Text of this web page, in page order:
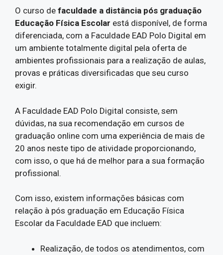
O curso de faculdade a distância pós graduação
Educação Física Escolar está disponível, de forma
diferenciada, com a Faculdade EAD Polo Digital em
um ambiente totalmente digital pela oferta de
ambientes profissionais para a realização de aulas,
provas e práticas diversificadas que seu curso
exigir.
A Faculdade EAD Polo Digital consiste, sem
dúvidas, na sua recomendação em cursos de
graduação online com uma experiência de mais de
20 anos neste tipo de atividade proporcionando,
com isso, o que há de melhor para a sua formação
profissional.
Com isso, existem informações básicas com
relação à pós graduação em Educação Física
Escolar da Faculdade EAD que incluem:
Realização, de todos os atendimentos, com